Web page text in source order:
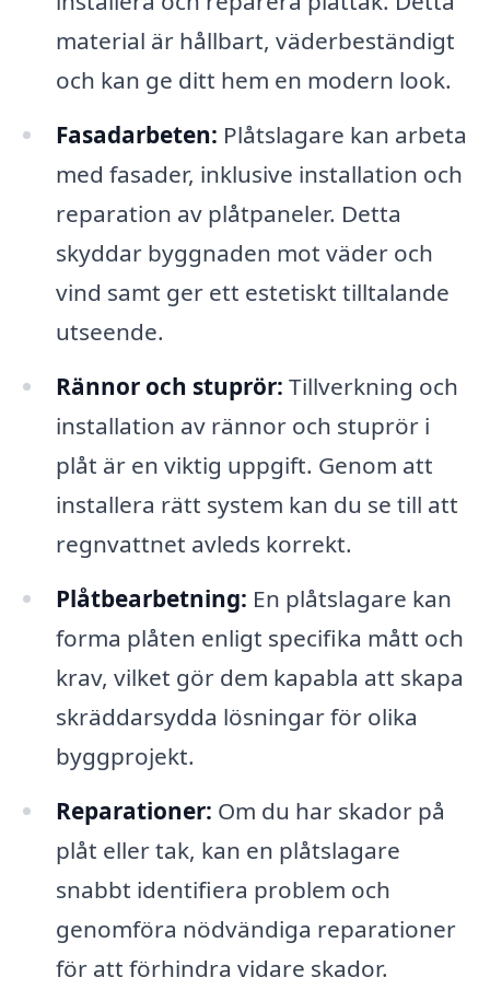
material är hållbart, väderbeständigt
och kan ge ditt hem en modern look.
Fasadarbeten: Plåtslagare kan arbeta
med fasader, inklusive installation och
reparation av plåtpaneler. Detta
skyddar byggnaden mot väder och
vind samt ger ett estetiskt tilltalande
utseende.
Rännor och stuprör: Tillverkning och
installation av rännor och stuprör i
plåt är en viktig uppgift. Genom att
installera rätt system kan du se till att
regnvattnet avleds korrekt.
Plåtbearbetning: En plåtslagare kan
forma plåten enligt specifika mått och
krav, vilket gör dem kapabla att skapa
skräddarsydda lösningar för olika
byggprojekt.
Reparationer: Om du har skador på
plåt eller tak, kan en plåtslagare
snabbt identifiera problem och
genomföra nödvändiga reparationer
för att förhindra vidare skador.